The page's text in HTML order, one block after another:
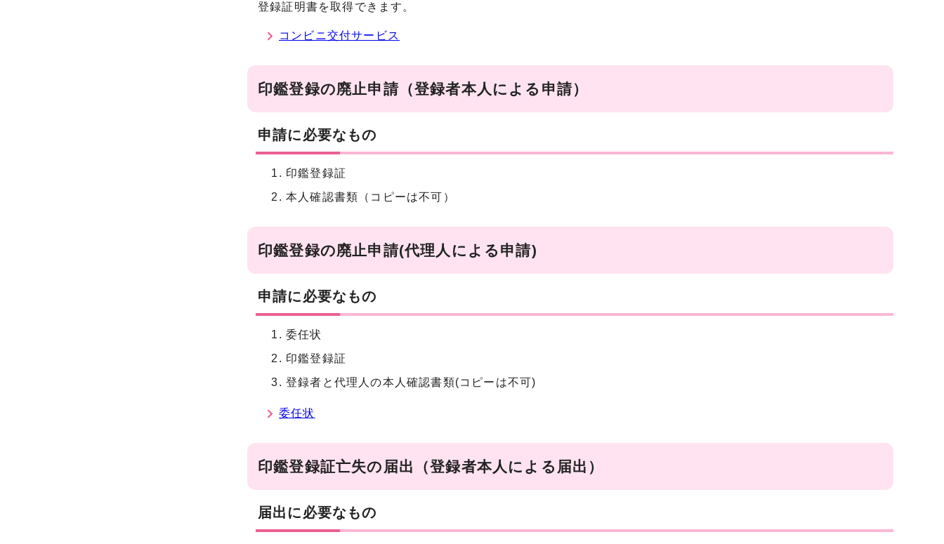
登録証明書を取得できます。
コンビニ交付サービス
印鑑登録の廃止申請（登録者本人による申請）
申請に必要なもの
印鑑登録証
本人確認書類（コピーは不可）
印鑑登録の廃止申請(代理人による申請)
申請に必要なもの
委任状
印鑑登録証
登録者と代理人の本人確認書類(コピーは不可)
委任状
印鑑登録証亡失の届出（登録者本人による届出）
届出に必要なもの